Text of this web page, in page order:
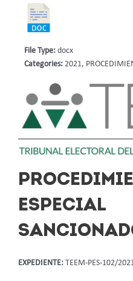
ESPECIAL
EXPEDIENTE: TEEM-PES-102/
File Type: docx
Categories: 2021,